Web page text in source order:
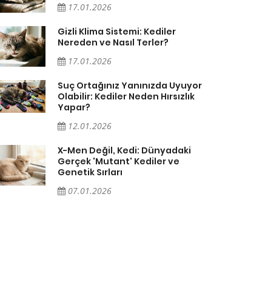
17.01.2026
Gizli Klima Sistemi: Kediler
Nereden ve Nasıl Terler?
17.01.2026
Suç Ortağınız Yanınızda Uyuyor
Olabilir: Kediler Neden Hırsızlık
Yapar?
12.01.2026
X-Men Değil, Kedi: Dünyadaki
Gerçek 'Mutant' Kediler ve
Genetik Sırları
07.01.2026